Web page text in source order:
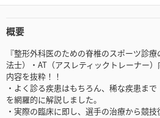
概要
『整形外科医のための脊椎のスポーツ診
法士）・AT（アスレティックトレーナー）
内容を抜粋！！
・よく診る疾患はもちろん、稀な疾患ま
を網羅的に解説しました。
・実際の臨床に即し、選手の治療から競